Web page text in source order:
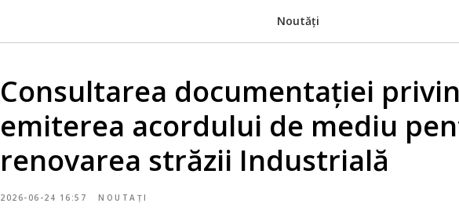
Noutăți
Consultarea documentației
emiterea acordului de mediu
renovarea străzii Industrială
2026-06-24 16:57 NOUTAȚI